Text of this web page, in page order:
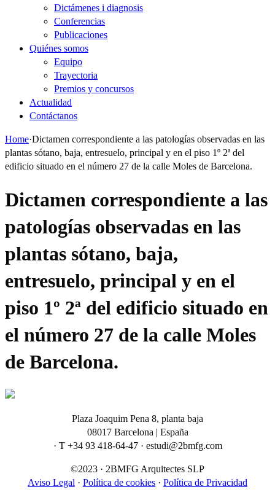
Dictámenes i diagnosis
Conferencias
Publicaciones
Quiénes somos
Equipo
Trayectoria
Premios y concursos
Actualidad
Contáctanos
Home·Dictamen correspondiente a las patologías observadas en las
plantas sótano, baja, entresuelo, principal y en el piso 1º 2ª del
edificio situado en el número 27 de la calle Moles de Barcelona.
Dictamen correspondiente a las
patologías observadas en las
plantas sótano, baja,
entresuelo, principal y en el
piso 1º 2ª del edificio situado en
el número 27 de la calle Moles
de Barcelona.
Plaza Joaquim Pena 8, planta baja
08017 Barcelona | España
· T +34 93 418-64-47 · estudi@2bmfg.com
©2023 · 2BMFG Arquitectes SLP
Aviso Legal · Política de cookies · Política de Privacidad